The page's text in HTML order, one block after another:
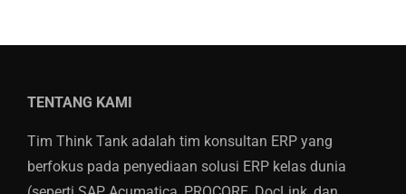
TENTANG KAMI
Tim Think Tank adalah tim konsultan ERP yang
berfokus pada penyediaan solusi ERP kelas dunia